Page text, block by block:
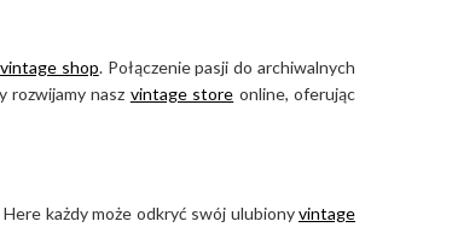
vintage shop. Połączenie pasji do archiwalnych
rozwijamy nasz vintage store online, oferując
każdy może odkryć swój ulubionyvintage